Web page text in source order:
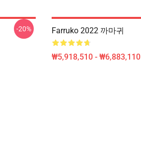
-20% Farruko 2022 까마귀
₩5,918,510 - ₩6,883,110